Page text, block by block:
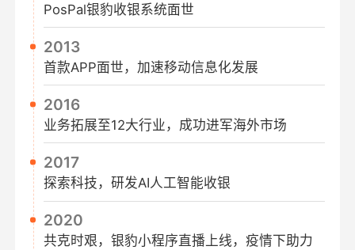
PosPal银豹收银系统面世
2013
首款APP面世，加速移动信息化发展
2016
业务拓展至12大行业，成功进军海外市场
2017
探索科技，研发AI人工智能收银
2020
共克时艰，银豹小程序直播上线，疫情下助力